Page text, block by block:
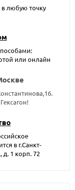
в любую точку
или онлайн
в г.Санкт-
д. 1 корп. 72